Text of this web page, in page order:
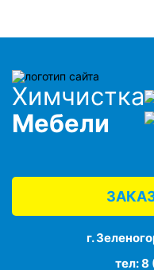
Химчистка
Мебели
г.
тел:8